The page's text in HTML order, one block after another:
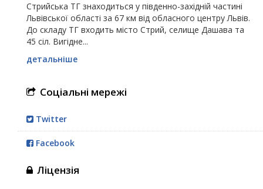
Стрийська ТГ знаходиться у південно-західній частині
Львівської області за 67 км від обласного центру Львів.
До складу ТГ входить місто Стрий, селище Дашава та
45 сіл. Вигідне...
детальніше
Соціальні мережі
Twitter
Facebook
Ліцензія